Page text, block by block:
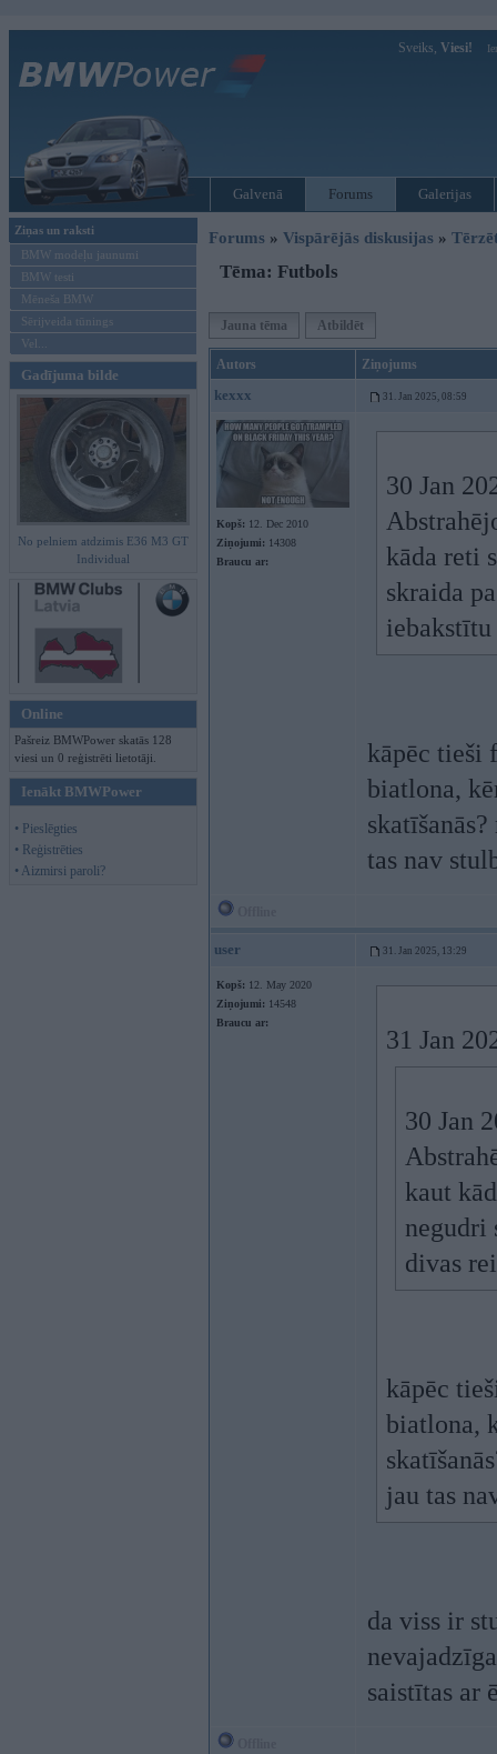
Sveiks, Viesi!
Galvenā Forums Galerijas
Ziņas un raksti
BMW modeļu jaunumi
BMW testi
Mēneša BMW
Sērijveida tūnings
Vel...
Gadījuma bilde
No pelniem atdzimis E36 M3 GT
Individual
Online
Pašreiz BMWPower skatās 128
viesi un 0 reģistrēti lietotāji.
Ienākt BMWPower
• Pieslēgties
• Reģistrēties
• Aizmirsi paroli?
Forums » Vispārējās diskusijas »
Tēma: Futbols
Jauna tēma Atbildēt
Autors Ziņojums
kexxx 31. Jan 2025, 08:59
Kopš: 12. Dec 2010
Ziņojumi: 14308
Braucu ar:
30 Jan
kāda reti
skraida
kāpēc tieši
biatlona,
tas nav
user 31. Jan 2025, 13:29
Kopš: 12. May 2020
Ziņojumi: 14548
Braucu ar:
31 Jan
30 Jan
kaut
negudri
divas
kāpēc
biatlona,
jau tas
da viss ir
saistītas ar